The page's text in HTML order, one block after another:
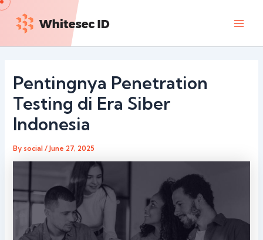
Skip
content
Pentingnya Penetration
Testing di Era Siber
Indonesia
By social/June 27, 2025